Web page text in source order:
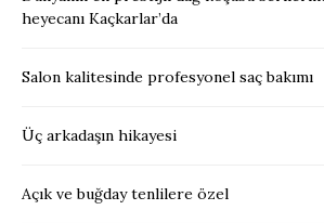
heyecanı Kaçkarlar’da
Salon kalitesinde profesyonel saç bakımı
Üç arkadaşın hikayesi
Açık ve buğday tenlilere özel